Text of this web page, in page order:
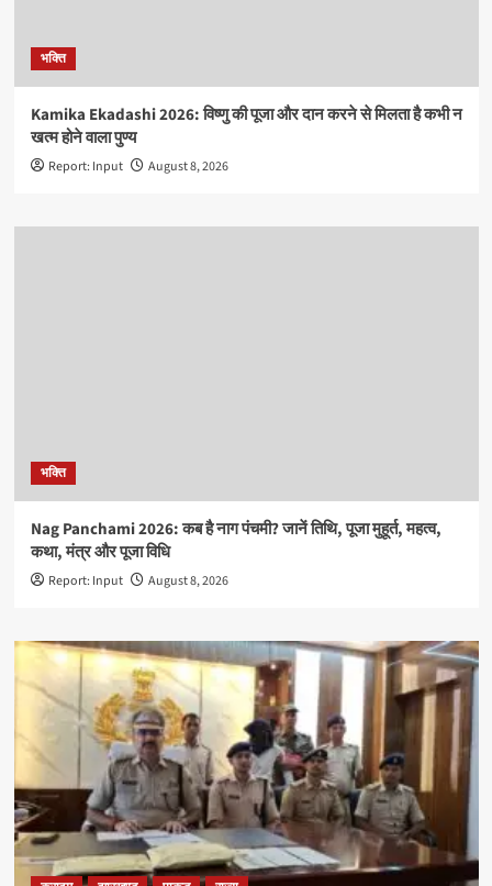
भक्ति
Kamika Ekadashi 2026: विष्णु की पूजा और दान करने से मिलता है कभी न
खत्म होने वाला पुण्य
Report: Input August 8, 2026
भक्ति
Nag Panchami 2026: कब है नाग पंचमी? जानें तिथि, पूजा मुहूर्त, महत्व,
कथा, मंत्र और पूजा विधि
Report: Input August 8, 2026